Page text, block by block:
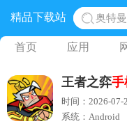
精品下载站
地铁
网易
黎明
蛋仔
奥特
首页 应用
王者之弈手
时间：2026-07-
系统：Android